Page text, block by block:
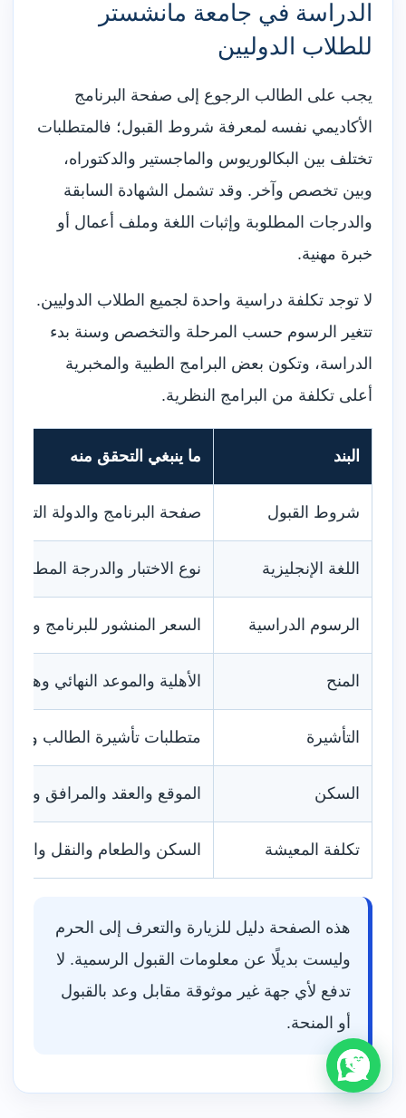
الدراسة في جامعة مانشستر
للطلاب الدوليين
يجب على الطالب الرجوع إلى صفحة البرنامج
الأكاديمي نفسه لمعرفة شروط القبول؛ فالمتطلبات
تختلف بين البكالوريوس والماجستير والدكتوراه،
وبين تخصص وآخر. وقد تشمل الشهادة السابقة
والدرجات المطلوبة وإثبات اللغة وملف أعمال أو
خبرة مهنية.
لا توجد تكلفة دراسية واحدة لجميع الطلاب الدوليين.
تتغير الرسوم حسب المرحلة والتخصص وسنة بدء
الدراسة، وتكون بعض البرامج الطبية والمخبرية
أعلى تكلفة من البرامج النظرية.
البند ما ينبغي التحقق منه
شروط القبول صفحة البرنامج والدولة التي
اللغة الإنجليزية نوع الاختبار والدرجة المطلوبة
الرسوم الدراسية السعر المنشور للبرنامج وسنة
المنح الأهلية والموعد النهائي
التأشيرة متطلبات تأشيرة الطالب
السكن الموقع والعقد والمرافق
تكلفة المعيشة السكن والطعام والنقل
هذه الصفحة دليل للزيارة والتعرف إلى الحرم
وليست بديلًا عن معلومات القبول الرسمية. لا
تدفع لأي جهة غير موثوقة مقابل وعد بالقبول
أو المنحة.